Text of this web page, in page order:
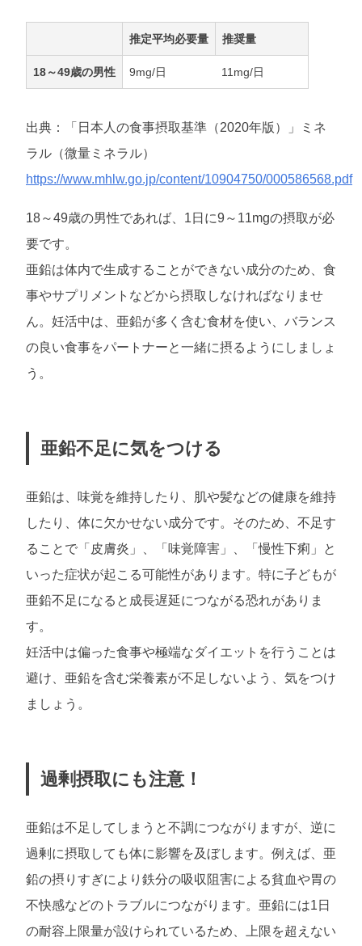
推定平均必要量 推奨量
18～49歳の男性 9mg/日 11mg/日
出典：「日本人の食事摂取基準（2020年版）」ミネ
ラル（微量ミネラル）
https://www.mhlw.go.jp/content/10904750/000586568.pdf
18～49歳の男性であれば、1日に9～11mgの摂取が必
要です。
亜鉛は体内で生成することができない成分のため、食
事やサプリメントなどから摂取しなければなりませ
ん。妊活中は、亜鉛が多く含む食材を使い、バランス
の良い食事をパートナーと一緒に摂るようにしましょ
う。
亜鉛不足に気をつける
亜鉛は、味覚を維持したり、肌や髪などの健康を維持
したり、体に欠かせない成分です。そのため、不足す
ることで「皮膚炎」、「味覚障害」、「慢性下痢」と
いった症状が起こる可能性があります。特に子どもが
亜鉛不足になると成長遅延につながる恐れがありま
す。
妊活中は偏った食事や極端なダイエットを行うことは
避け、亜鉛を含む栄養素が不足しないよう、気をつけ
ましょう。
過剰摂取にも注意！
亜鉛は不足してしまうと不調につながりますが、逆に
過剰に摂取しても体に影響を及ぼします。例えば、亜
鉛の摂りすぎにより鉄分の吸収阻害による貧血や胃の
不快感などのトラブルにつながります。亜鉛には1日
の耐容上限量が設けられているため、上限を超えない